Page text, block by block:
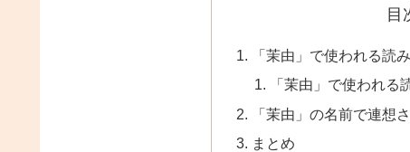
目
「茉由」で使われる読
「茉由」で使われ
「茉由」の名前で連想
まとめ